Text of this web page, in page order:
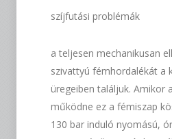
szíjfutási problémák
a teljesen mechanikusan
szivattyú fémhordalékát a
üregeiben találjuk. Amikor
működne ez a fémiszap
130 bar induló nyomású,